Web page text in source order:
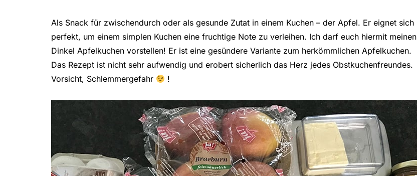
Als Snack für zwischendurch oder als gesunde Zutat in einem Kuchen – der Apfel. Er eignet sich
perfekt, um einem simplen Kuchen eine fruchtige Note zu verleihen. Ich darf euch hiermit meinen
Dinkel Apfelkuchen vorstellen! Er ist eine gesündere Variante zum herkömmlichen Apfelkuchen.
Das Rezept ist nicht sehr aufwendig und erobert sicherlich das Herz jedes Obstkuchenfreundes.
Vorsicht, Schlemmergefahr
!